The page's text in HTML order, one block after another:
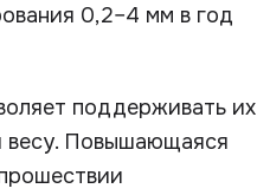
0,2–4 мм в год
поддерживать их
весу. Повышающаяся